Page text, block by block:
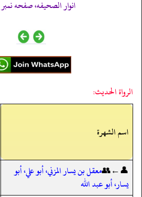
انوار الصحيفه، صفحه نمبر 477
الرواة الحديث:
اسم الشهرة
👤←👥معقل بن يسار المزني، أبو علي، أبو
يسار، أبو عبد الله